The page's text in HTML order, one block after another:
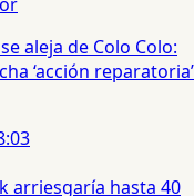
aleja de Colo Colo:
‘acción reparatoria’